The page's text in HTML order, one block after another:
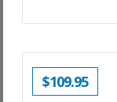
$109.95